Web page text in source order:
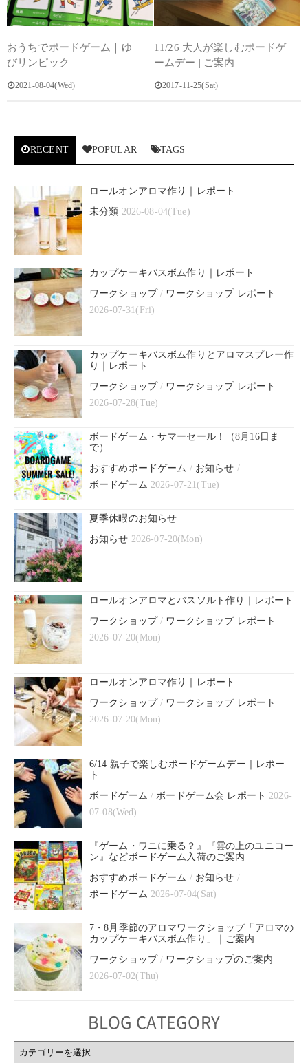
おうちでボードゲーム｜ゆ
びリンピック
2021-08-04(Wed)
11/26 大人が楽しむボードゲ
ームデー | ご案内
2017-11-25(Sat)
RECENT POPULAR TAGS
ロールオンアロマ作り｜レポート
未分類 2026-08-04(Tue)
カップケーキバスボム作り｜レポート
ワークショップ/ ワークショップ レポート
2026-07-31(Fri)
カップケーキバスボム作りとアロマスプレー作
り｜レポート
ワークショップ/ ワークショップ レポート
2026-07-28(Tue)
ボードゲーム・サマーセール！（8月16日ま
で）
おすすめボードゲーム / お知らせ /
ボードゲーム 2026-07-21(Tue)
夏季休暇のお知らせ
お知らせ 2026-07-20(Mon)
ロールオンアロマとバスソルト作り｜レポート
ワークショップ/ ワークショップ レポート
2026-07-20(Mon)
ロールオンアロマ作り｜レポート
ワークショップ/ ワークショップ レポート
2026-07-20(Mon)
6/14 親子で楽しむボードゲームデー｜レポー
ト
ボードゲーム / ボードゲーム会 レポート 2026-
07-08(Wed)
『ゲーム・ワニに乗る？』『雲の上のユニコー
ン』などボードゲーム入荷のご案内
おすすめボードゲーム / お知らせ /
ボードゲーム 2026-07-04(Sat)
7・8月季節のアロマワークショップ「アロマの
カップケーキバスボム作り」｜ご案内
ワークショップ/ ワークショップのご案内
2026-07-02(Thu)
BLOG CATEGORY
BLOG